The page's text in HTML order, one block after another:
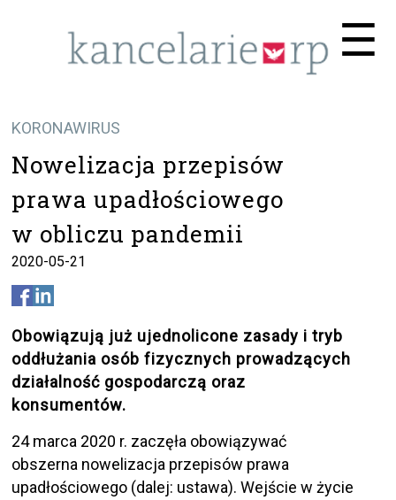
☰
KORONAWIRUS
Nowelizacja przepisów
prawa upadłościowego
w obliczu pandemii
2020-05-21
Obowiązują już ujednolicone zasady i tryb
oddłużania osób fizycznych prowadzących
działalność gospodarczą oraz
konsumentów.
24 marca 2020 r. zaczęła obowiązywać
obszerna nowelizacja przepisów prawa
upadłościowego (dalej: ustawa). Wejście w życie